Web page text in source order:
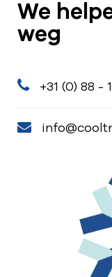
We
weg
+31 (0) 88 -